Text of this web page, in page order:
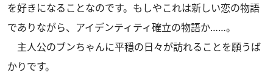
を好きになることなのです。もしやこれは新しい恋の物語
でありながら、アイデンティティ確立の物語か……。
主人公のブンちゃんに平穏の日々が訪れることを願うば
かりです。